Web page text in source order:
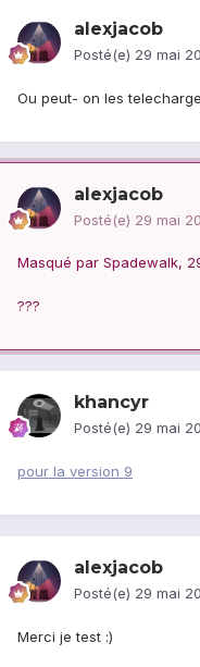
alexjacob
Posté(e) 29 mai
Ou peut- on les
alexjacob
Posté(e) 29 mai
Masqué par Spadewalk,
???
khancyr
Posté(e) 29 mai
pour la version 9
alexjacob
Posté(e) 29 mai
Merci je test :)